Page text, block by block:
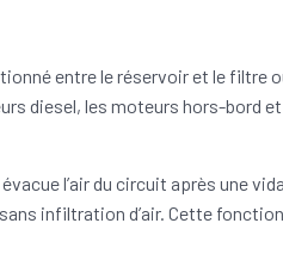
entre le réservoir et le filtre
diesel, les moteurs hors-bord
évacue l’air du circuit après une
infiltration d’air. Cette